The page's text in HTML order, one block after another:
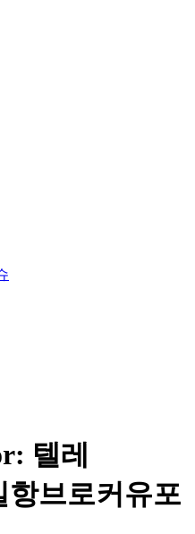
텔레
브로커유포